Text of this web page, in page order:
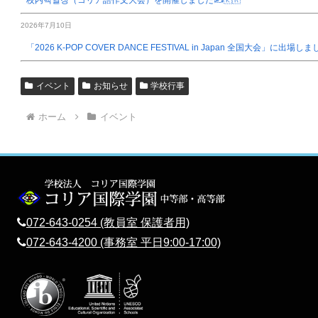
2026年7月10日
「2026 K-POP COVER DANCE FESTIVAL in Japan 全国大会」に出場しま
イベント お知らせ 学校行事
ホーム イベント
072-643-0254 (教員室 保護者用)
072-643-4200 (事務室 平日9:00-17:00)